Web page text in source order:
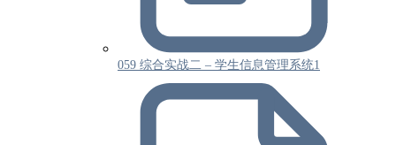
059 综合实战二 – 学生信息管理系统1